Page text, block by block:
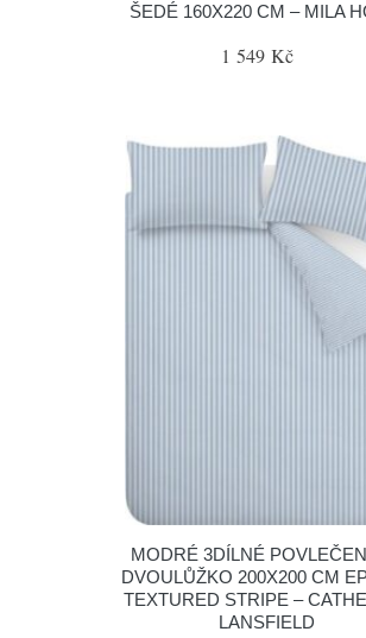
ŠEDÉ 160X220 CM – MILA
1 549 Kč
MODRÉ 3DÍLNÉ
DVOULŮŽKO 200X200 CM
TEXTURED STRIPE –
LANSFIELD